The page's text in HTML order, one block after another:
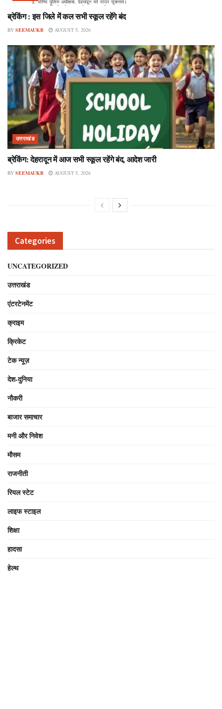
ब्रेकिंग : इस जिले में कल सभी स्कूल रहेंगे बंद
BY SEEMAUKB AUGUST 5, 2026
उत्तराखंड
ब्रेकिंग: देहरादून में आज सभी स्कूल रहेंगे बंद, आदेश जारी
BY SEEMAUKB AUGUST 5, 2026
Categories
UNCATEGORIZED
उत्तराखंड
एंटरटेनमेंट
क्राइम
क्रिकेट
टेक न्यूज़
देश-दुनिया
नौकरी
बाजार समाचार
मनी और निवेश
मौसम
राजनीती
रियल स्टेट
लाइफ स्टाइल
शिक्षा
हादसा
हेल्थ